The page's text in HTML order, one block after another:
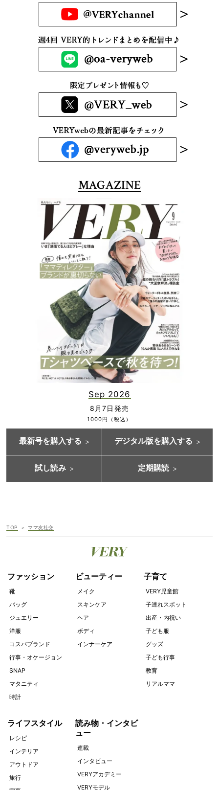
MAGAZINE
Sep 2026
8月7日発売
1000円（税込）
最新号を購入する デジタル版を購入する
試し読み 定期購読
TOP ママ友社交
ファッション
靴
バッグ
ジュエリー
洋服
コスパブランド
行事・オケージョン
SNAP
マタニティ
時計
ビューティー
メイク
スキンケア
ヘア
ボディ
インナーケア
子育て
VERY児童館
子連れスポット
出産・内祝い
子ども服
グッズ
子ども行事
教育
リアルママ
ライフスタイル
レシピ
インテリア
アウトドア
旅行
読み物・インタビ
ュー
連載
インタビュー
VERYアカデミー
VERYモデル